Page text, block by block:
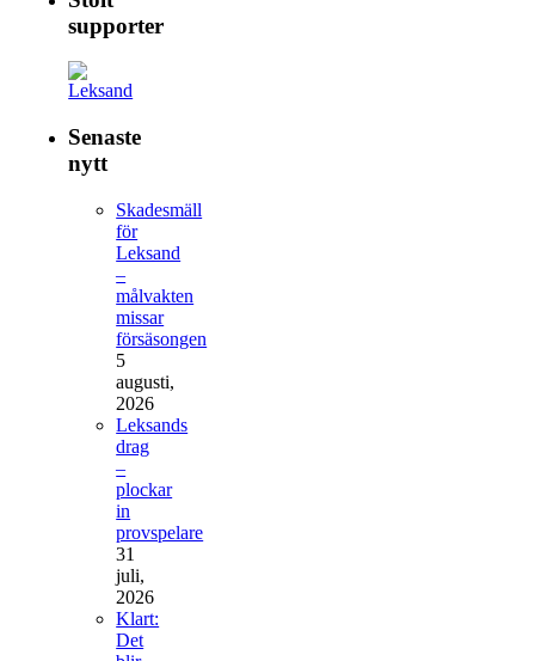
supporter
Senaste
nytt
Skadesmäll
för
Leksand
–
målvakten
missar
försäsongen
5
augusti,
2026
Leksands
drag
–
plockar
in
provspelare
31
juli,
2026
Klart:
Det